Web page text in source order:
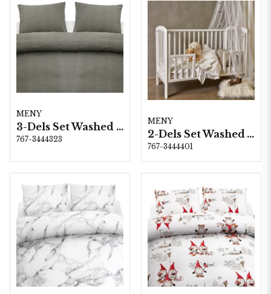
MENY
3-Dels Set Washed Grå Dubbel
767-3444323
MENY
2-Dels Set Washed Vit Spjälsäng
767-3444401